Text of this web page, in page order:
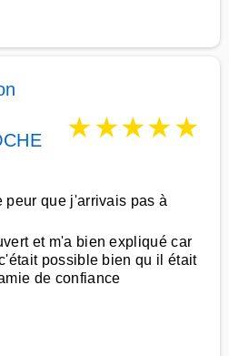
★★★★★
peur que j'arrivais pas à
et m'a bien expliqué car
possible bien qu il était
de confiance